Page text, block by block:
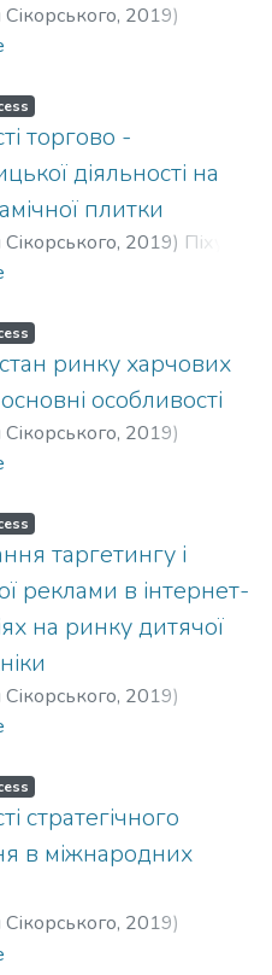
Сікорського, 2019)
торгово -
діяльності на
плитки
Сікорського, 2019) Піхур,
Ярославівна
ринку харчових
особливості
Сікорського, 2019)
таргетингу і
реклами в інтернет-
на ринку дитячої
Сікорського, 2019)
Д. Д.
стратегічного
в міжнародних
Сікорського, 2019)